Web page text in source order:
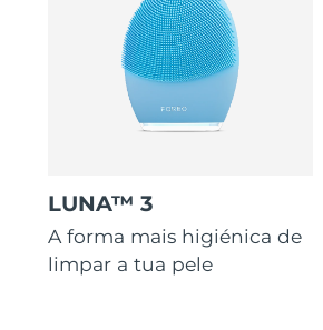
LUNA™ 3
A forma mais higiénica de
limpar a tua pele